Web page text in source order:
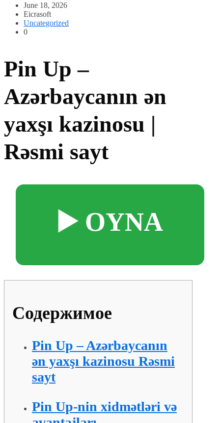
June 18, 2026
Eicrasoft
Uncategorized
0
Pin Up –
Azərbaycanın ən
yaxşı kazinosu |
Rəsmi sayt
▶️ OYNA
Содержимое
Pin Up – Azərbaycanın
ən yaxşı kazinosu Rəsmi
sayt
Pin Up-nin xidmətləri və